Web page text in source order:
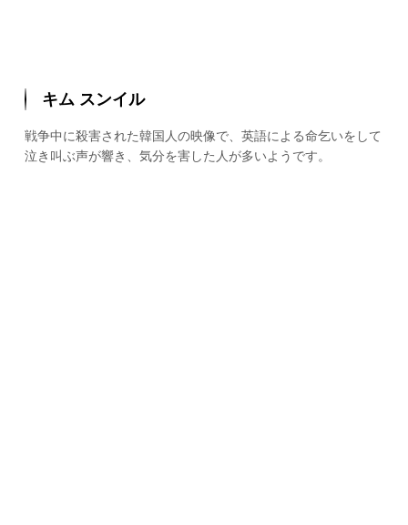
キム スンイル
戦争中に殺害された韓国人の映像で、英語による命乞いをして
泣き叫ぶ声が響き、気分を害した人が多いようです。